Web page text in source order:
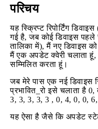
परिचय
यह स्क्रिप्ट रिपोर्टिंग
गई है, जब कोई डिवाइस
तालिका में), मैं नए डिवाइस
मैं एक अपडेट क्वेरी चलाता हूं,
सम्मिलित करता हूं।
जब मेरे पास एक नई डिवाइस
प्रभावित_रो इसे चलाता है
3, 3, 3, 3, 3 , 0, 4, 0, 0,
यह ऐसा है जैसे कि अपडेट